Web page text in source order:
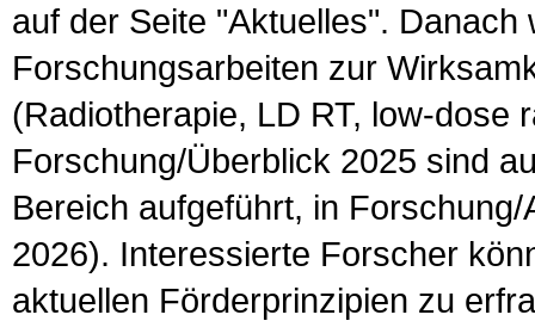
auf der Seite "Aktuelles".
Forschungsarbeiten zur
(Radiotherapie, LD RT, low-dose
Forschung/Überblick 2025 sind
Bereich aufgeführt, in
2026). Interessierte Forscher
aktuellen Förderprinzipien zu